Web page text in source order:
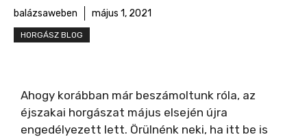
balázsaweben május 1, 2021
HORGÁSZ BLOG
Ahogy korábban már beszámoltunk róla, az
éjszakai horgászat május elsején újra
engedélyezett lett. Örülnénk neki, ha itt be is